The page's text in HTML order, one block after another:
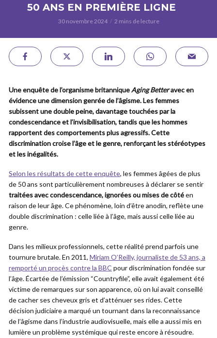
50 ANS EN PREMIÈRE LIGNE
30 novembre 2024 2 mins de lecture
Une enquête de l’organisme britanniqueAging Betteravec en
évidence une dimension genrée de l’âgisme. Les femmes
subissent une double peine, davantage touchées par la
condescendance et l’invisibilisation, tandis que les hommes
rapportent des comportements plus agressifs. Cette
discrimination croise l’âge et le genre, renforçant les stéréotypes
et les inégalités.
Selon les résultats de cette enquête, les femmes âgées de plus
de 50 ans sont particulièrement nombreuses à déclarer se sentir
traitées avec condescendance, ignorées ou mises de côtéen
raison de leur âge. Ce phénomène, loin d’être anodin, reflète une
double discrimination : celle liée à l’âge, mais aussi celle liée au
genre.
Dans les milieux professionnels, cette réalité prend parfois une
tournure brutale. En 2011, Miriam O’Reilly, journaliste de 53 ans, a
remporté un procès contre la BBC pour discrimination fondée sur
l’âge. Écartée de l’émission “Countryfile”, elle avait également été
victime de remarques sur son apparence, où on lui avait conseillé
de cacher ses cheveux gris et d’atténuer ses rides. Cette
décision judiciaire a marqué un tournant dans la reconnaissance
de l’âgisme dans l’industrie audiovisuelle, mais elle a aussi mis en
lumière un problème systémique qui reste encore à résoudre.